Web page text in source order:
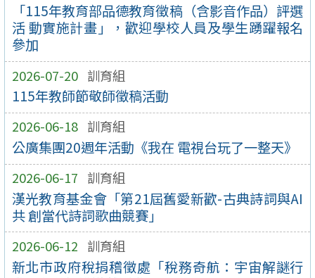
「115年教育部品德教育徵稿（含影音作品）評選
活 動實施計畫」，歡迎學校人員及學生踴躍報名
參加
2026-07-20 訓育組
115年教師節敬師徵稿活動
2026-06-18 訓育組
公廣集團20週年活動《我在 電視台玩了一整天》
2026-06-17 訓育組
漢光教育基金會「第21屆舊愛新歡-古典詩詞與AI
共 創當代詩詞歌曲競賽」
2026-06-12 訓育組
新北市政府稅捐稽徵處「稅務奇航：宇宙解謎行